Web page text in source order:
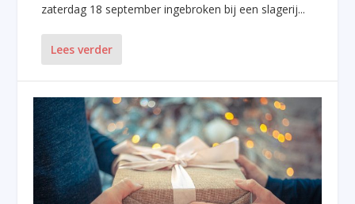
zaterdag 18 september ingebroken bij een slagerij...
Lees verder